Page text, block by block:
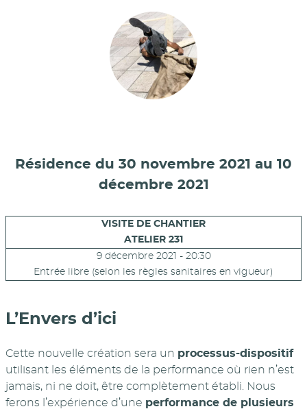
Résidence du 30 novembre 2021 au 10
décembre 2021
VISITE DE CHANTIER
ATELIER 231
9 décembre 2021 - 20:30
Entrée libre (selon les règles sanitaires en vigueur)
L’Envers d’ici
Cette nouvelle création sera un processus-dispositif
utilisant les éléments de la performance où rien n’est
jamais, ni ne doit, être complètement établi. Nous
ferons l’expérience d’une performance de plusieurs